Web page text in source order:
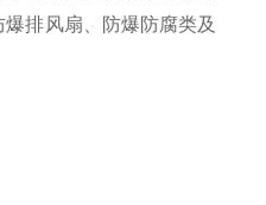
排风扇、防爆防腐类及